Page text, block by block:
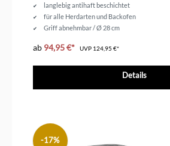
langlebig antihaft beschichtet
für alle Herdarten und Backofen
Griff abnehmbar / Ø 28 cm
ab 94,95 €* UVP 124,95 €*
Details
-17%